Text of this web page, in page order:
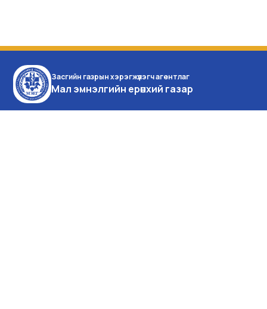
Засгийн газрын хэрэгжүүлэгч агентлаг
Мал эмнэлгийн ерөнхий газар